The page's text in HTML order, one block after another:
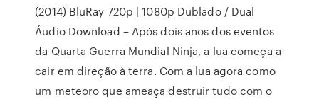
(2014) BluRay 720p | 1080p Dublado / Dual
Áudio Download – Após dois anos dos eventos
da Quarta Guerra Mundial Ninja, a lua começa a
cair em direção à terra. Com a lua agora como
um meteoro que ameaça destruir tudo com o